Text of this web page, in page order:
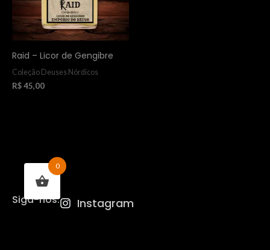
Raid – Licor de Gengibre
Coleção Deuses Nórdicos
R$45,00
Siga-nos: Instagram
0